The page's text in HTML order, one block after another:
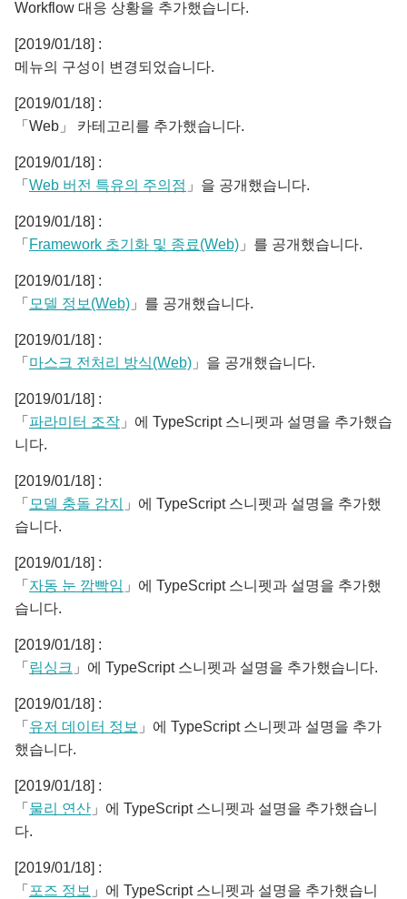
Workflow 대응 상황을 추가했습니다.
[2019/01/18] :
메뉴의 구성이 변경되었습니다.
[2019/01/18] :
「Web」 카테고리를 추가했습니다.
[2019/01/18] :
「 Web 버전 특유의 주의점 」을 공개했습니다.
[2019/01/18] :
「 Framework 초기화 및 종료(Web) 」를 공개했습니다.
[2019/01/18] :
「 모델 정보(Web) 」를 공개했습니다.
[2019/01/18] :
「 마스크 전처리 방식(Web) 」을 공개했습니다.
[2019/01/18] :
「 파라미터 조작 」에 TypeScript 스니펫과 설명을 추가했습
니다.
[2019/01/18] :
「 모델 충돌 감지
」에 TypeScript 스니펫과 설명을 추가했
습니다.
[2019/01/18] :
「 자동 눈 깜빡임 」에 TypeScript 스니펫과 설명을 추가했
습니다.
[2019/01/18] :
「 립싱크 」에 TypeScript 스니펫과 설명을 추가했습니다.
[2019/01/18] :
「 유저 데이터 정보 」에 TypeScript 스니펫과 설명을 추가
했습니다.
[2019/01/18] :
「 물리 연산 」에 TypeScript 스니펫과 설명을 추가했습니
다.
[2019/01/18] :
「 포즈 정보 」에 TypeScript 스니펫과 설명을 추가했습니